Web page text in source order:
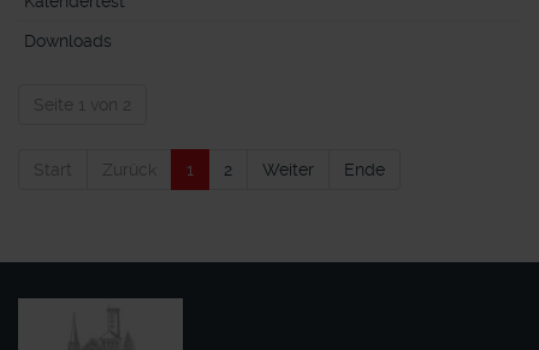
Downloads
Seite 1 von 2
Start Zurück 1 2 Weiter Ende